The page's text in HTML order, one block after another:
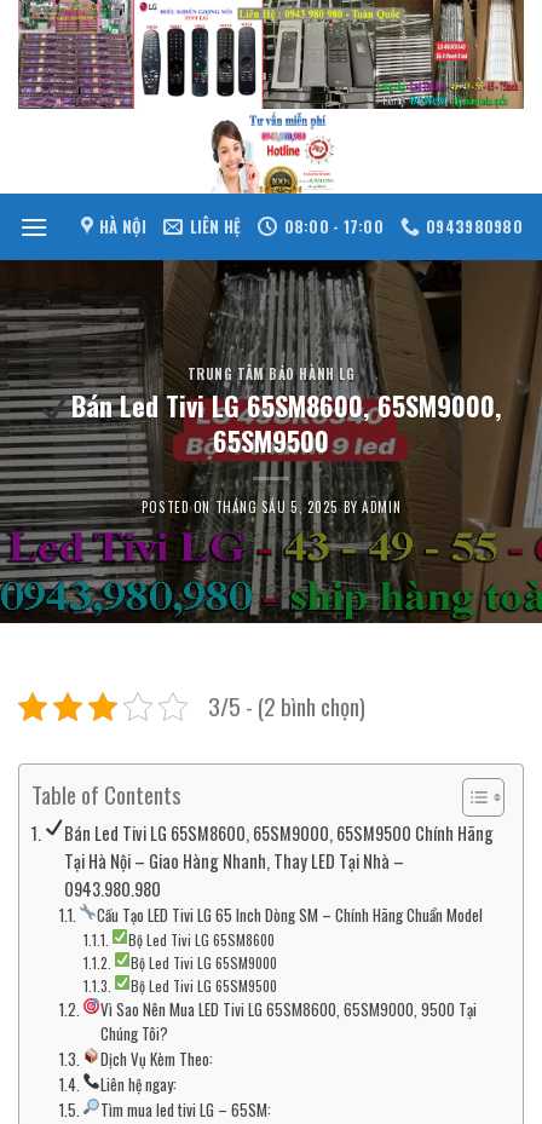
Skip
content
HÀ NỘI LIÊN HỆ 08:00 - 17:00 0943980980
TRUNG TÂM BẢO HÀNH LG
Bán Led Tivi LG 65SM8600, 65SM9000,
65SM9500
POSTED ONTHÁNG SÁU 5, 2025BYADMIN
3/5 - (2 bình chọn)
Table of Contents
Bán Led Tivi LG 65SM8600, 65SM9000, 65SM9500 Chính Hãng
Tại Hà Nội – Giao Hàng Nhanh, Thay LED Tại Nhà –
0943.980.980
Cấu Tạo LED Tivi LG 65 Inch Dòng SM – Chính Hãng Chuẩn Model
Bộ Led Tivi LG 65SM8600
Bộ Led Tivi LG 65SM9000
Bộ Led Tivi LG 65SM9500
Vì Sao Nên Mua LED Tivi LG 65SM8600, 65SM9000, 9500 Tại
Chúng Tôi?
Dịch Vụ Kèm Theo:
Liên hệ ngay:
Tìm mua led tivi LG – 65SM: